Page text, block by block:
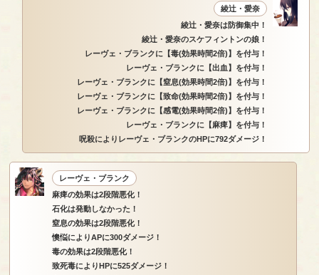
綾辻・愛奈
綾辻・愛奈は防御集中！
綾辻・愛奈のスケフィントンの娘！
レーヴェ・ブランクに【毒(効果時間2倍)】を付与！
レーヴェ・ブランクに【出血】を付与！
レーヴェ・ブランクに【窒息(効果時間2倍)】を付与！
レーヴェ・ブランクに【致命(効果時間2倍)】を付与！
レーヴェ・ブランクに【感電(効果時間2倍)】を付与！
レーヴェ・ブランクに【麻痺】を付与！
呪殺によりレーヴェ・ブランクのHPに792ダメージ！
レーヴェ・ブランク
麻痺の効果は2段階悪化！
石化は発動しなかった！
窒息の効果は2段階悪化！
懊悩によりAPに300ダメージ！
毒の効果は2段階悪化！
致死毒によりHPに525ダメージ！